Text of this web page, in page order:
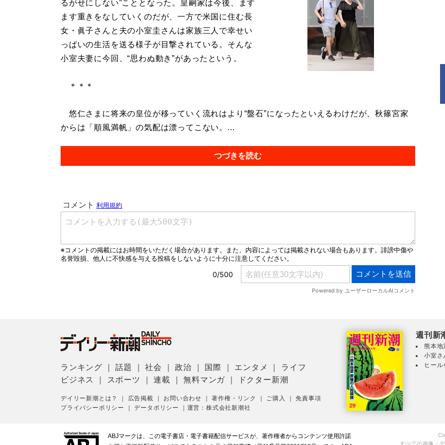
るがせにしない”こととなった。皇嗣家は今後、ます
ます重きをなしていくのだが、一方で米国に住む長
女・眞子さんと夫の小室圭さんは家族三人で幸せい
っぱいの生活を送る様子が目撃されている。そんな
小室夫妻に今回、“思わぬ動き”があったという。
＊＊＊
悠仁さまに将来の皇位が移っていく流れはより“盤石”になったといえるわけだが、秋篠宮家
からは「順風満帆」の気配は漂ってこない。...
つづきを読む
ランキング ｜話題 ｜社会 ｜政治 国際 エンタメ
ライフ
ビジネス
スポーツ ｜連載 ｜無料マンガ ドクター新潮
デイリー新潮とは？ 広告掲載 お問い合わせ ｜著作権・リンク ご購入 ｜免責事項
プライバシーポリシー
｜データポリシー 運営：株式会社新潮社
週刊新
熊本
小室
ヒー
ABJマークは、この電子書店・電子書籍配信サービスが、著作権者からコンテンツ使用許諾
すべての画像・